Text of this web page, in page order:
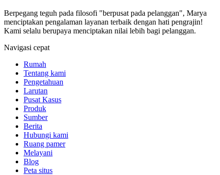
Berpegang teguh pada filosofi "berpusat pada pelanggan", Marya
menciptakan pengalaman layanan terbaik dengan hati pengrajin!
Kami selalu berupaya menciptakan nilai lebih bagi pelanggan.
Navigasi cepat
Rumah
Tentang kami
Pengetahuan
Larutan
Pusat Kasus
Produk
Sumber
Berita
Hubungi kami
Ruang pamer
Melayani
Blog
Peta situs